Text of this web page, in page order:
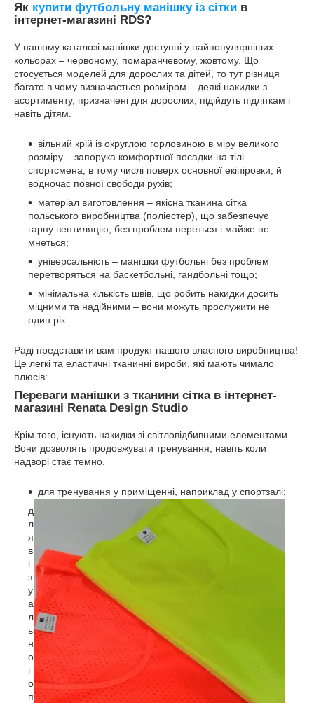
для тренування у приміщенні, наприклад у спортзалі;
д
л
я
в
і
з
у
а
л
ь
н
о
г
о
п
Крім того, існують накидки зі світловідбивними елементами.
Вони дозволять продовжувати тренування, навіть коли
надворі стає темно.
Переваги манішки з тканини сітка в інтернет-
магазині Renata Design Studio
Раді представити вам продукт нашого власного виробництва!
Це легкі та еластичні тканинні вироби, які мають чимало
плюсів:
вільний крій із округлою горловиною в міру великого
розміру – запорука комфортної посадки на тілі
спортсмена, в тому числі поверх основної екіпіровки, й
водночас повної свободи рухів;
матеріал виготовлення – якісна тканина сітка
польського виробництва (поліестер), що забезпечує
гарну вентиляцію, без проблем переться і майже не
мнеться;
універсальність – манішки футбольні без проблем
перетворяться на баскетбольні, гандбольні тощо;
мінімальна кількість швів, що робить накидки досить
міцними та надійними – вони можуть прослужити не
один рік.
У нашому каталозі манішки доступні у найпопулярніших
кольорах – червоному, помаранчевому, жовтому. Що
стосується моделей для дорослих та дітей, то тут різниця
багато в чому визначається розміром – деякі накидки з
асортименту, призначені для дорослих, підійдуть підліткам і
навіть дітям.
Як купити футбольну манішку із сітки в
інтернет-магазині RDS?